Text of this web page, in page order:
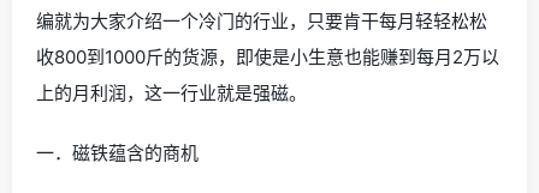
编就为大家介绍一个冷门的行业，只要肯干每月轻轻松松
收800到1000斤的货源，即使是小生意也能赚到每月2万以
上的月利润，这一行业就是强磁。
一．磁铁蕴含的商机